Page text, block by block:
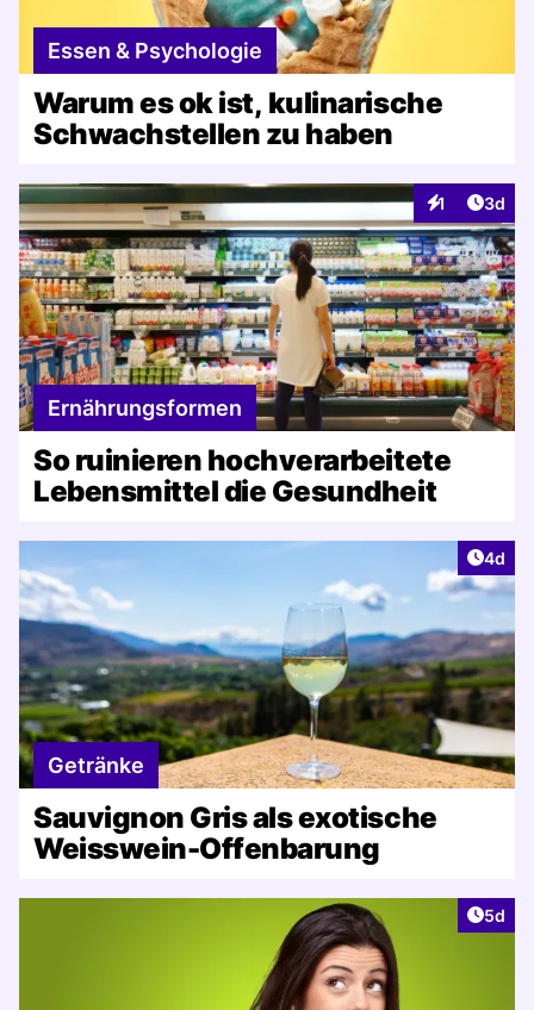
Essen & Psychologie
Warum es ok ist, kulinarische
Schwachstellen zu haben
1
Interaktionen
3d
Ernährungsformen
So ruinieren hochverarbeitete
Lebensmittel die Gesundheit
4d
Getränke
Sauvignon Gris als exotische
Weisswein-Offenbarung
5d